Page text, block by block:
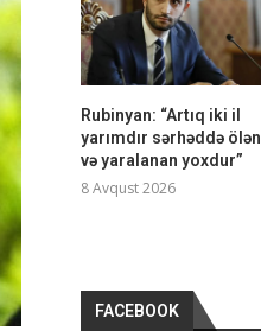
Rubinyan: “Artıq iki il
yarımdır sərhəddə ölən
və yaralanan yoxdur”
8 Avqust 2026
FACEBOOK